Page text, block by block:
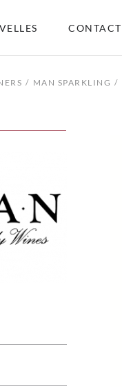
CONTACT
MAN SPARKLING